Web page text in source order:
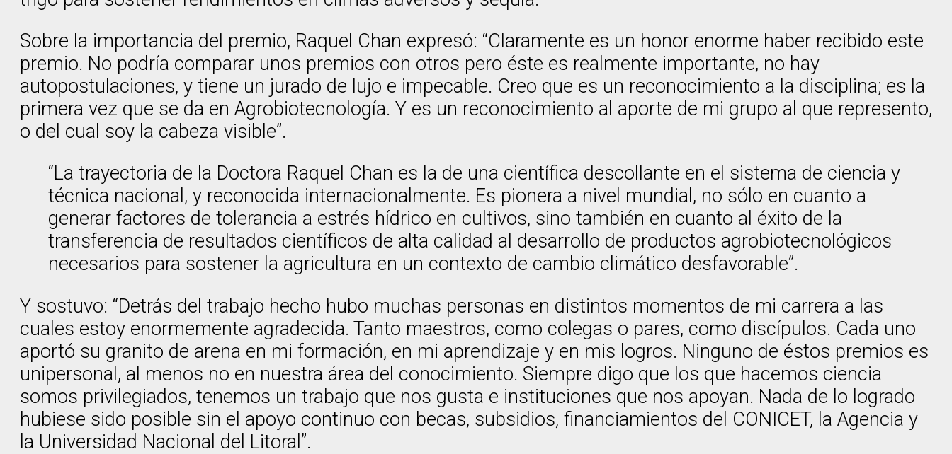
Sobre la importancia del premio, Raquel Chan expresó: “Claramente es un honor enorme haber recibido este
premio. No podría comparar unos premios con otros pero éste es realmente importante, no hay
autopostulaciones, y tiene un jurado de lujo e impecable. Creo que es un reconocimiento a la disciplina; es la
primera vez que se da en Agrobiotecnología. Y es un reconocimiento al aporte de mi grupo al que represento,
o del cual soy la cabeza visible”.
“La trayectoria de la Doctora Raquel Chan es la de una científica descollante en el sistema de ciencia y
técnica nacional, y reconocida internacionalmente. Es pionera a nivel mundial, no sólo en cuanto a
generar factores de tolerancia a estrés hídrico en cultivos, sino también en cuanto al éxito de la
transferencia de resultados científicos de alta calidad al desarrollo de productos agrobiotecnológicos
necesarios para sostener la agricultura en un contexto de cambio climático desfavorable”.
Y sostuvo: “Detrás del trabajo hecho hubo muchas personas en distintos momentos de mi carrera a las
cuales estoy enormemente agradecida. Tanto maestros, como colegas o pares, como discípulos. Cada uno
aportó su granito de arena en mi formación, en mi aprendizaje y en mis logros. Ninguno de éstos premios es
unipersonal, al menos no en nuestra área del conocimiento. Siempre digo que los que hacemos ciencia
somos privilegiados, tenemos un trabajo que nos gusta e instituciones que nos apoyan. Nada de lo logrado
hubiese sido posible sin el apoyo continuo con becas, subsidios, financiamientos del CONICET, la Agencia y
la Universidad Nacional del Litoral”.